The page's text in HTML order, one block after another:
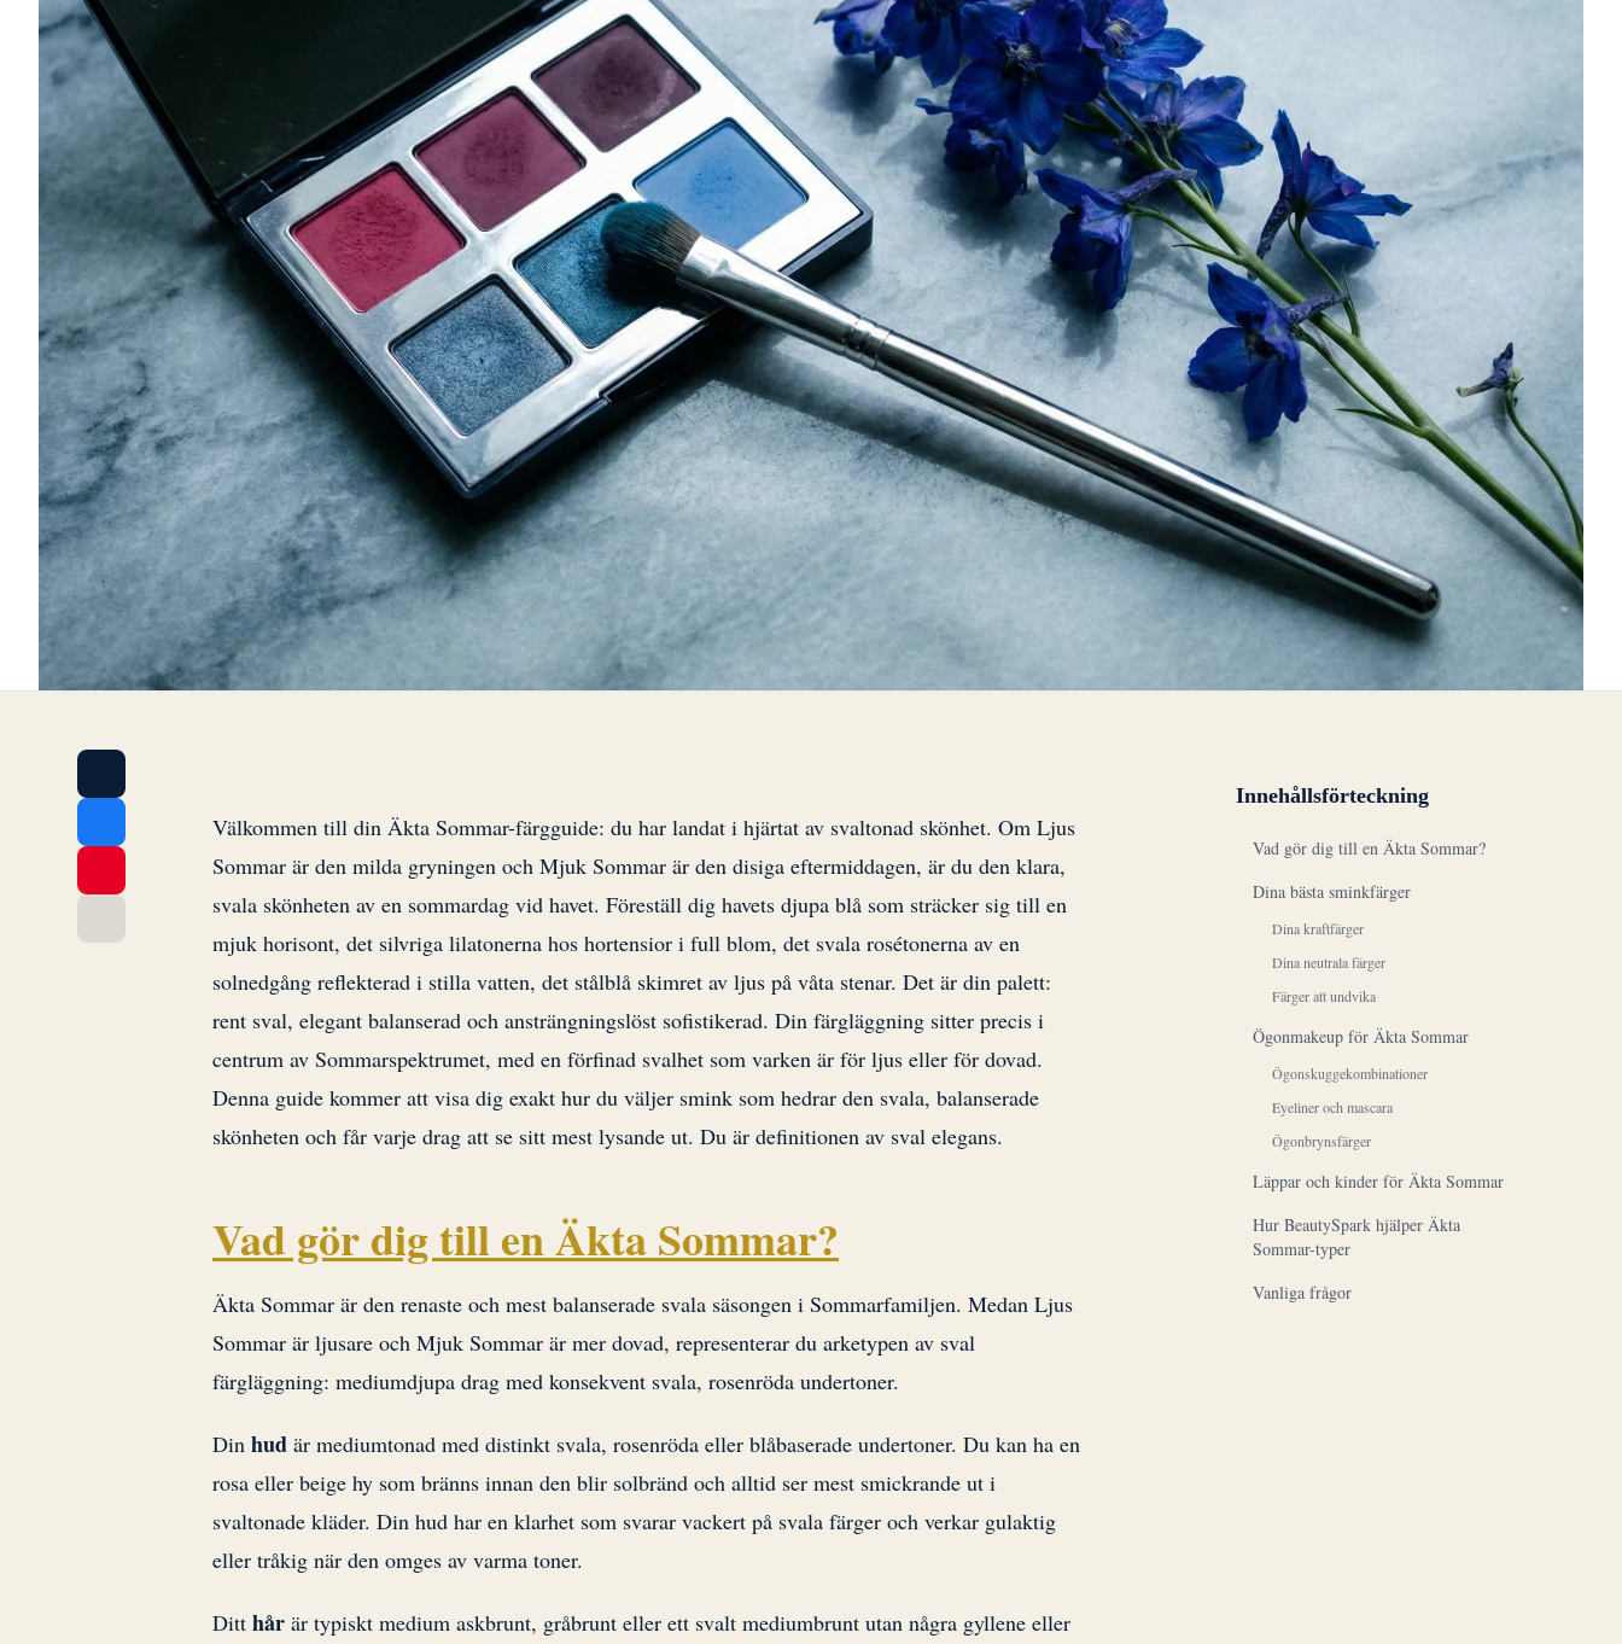
Välkommen till din Äkta Sommar-färgguide: du har landat i hjärtat av svaltonad skönhet. Om Ljus
Sommar är den milda gryningen och Mjuk Sommar är den disiga eftermiddagen, är du den klara,
svala skönheten av en sommardag vid havet. Föreställ dig havets djupa blå som sträcker sig till en
mjuk horisont, det silvriga lilatonerna hos hortensior i full blom, det svala rosétonerna av en
solnedgång reflekterad i stilla vatten, det stålblå skimret av ljus på våta stenar. Det är din palett:
rent sval, elegant balanserad och ansträngningslöst sofistikerad. Din färgläggning sitter precis i
centrum av Sommarspektrumet, med en förfinad svalhet som varken är för ljus eller för dovad.
Denna guide kommer att visa dig exakt hur du väljer smink som hedrar den svala, balanserade
skönheten och får varje drag att se sitt mest lysande ut. Du är definitionen av sval elegans.
Vad gör dig till en Äkta Sommar?
Äkta Sommar är den renaste och mest balanserade svala säsongen i Sommarfamiljen. Medan Ljus
Sommar är ljusare och Mjuk Sommar är mer dovad, representerar du arketypen av sval
färgläggning: mediumdjupa drag med konsekvent svala, rosenröda undertoner.
Din hud är mediumtonad med distinkt svala, rosenröda eller blåbaserade undertoner. Du kan ha en
rosa eller beige hy som bränns innan den blir solbränd och alltid ser mest smickrande ut i
svaltonade kläder. Din hud har en klarhet som svarar vackert på svala färger och verkar gulaktig
eller tråkig när den omges av varma toner.
Ditt hår är typiskt medium askbrunt, gråbrunt eller ett svalt mediumbrunt utan några gyllene eller
Innehållsförteckning
Vad gör dig till en Äkta Sommar?
Dina bästa sminkfärger
Dina kraftfärger
Dina neutrala färger
Färger att undvika
Ögonmakeup för Äkta Sommar
Ögonskuggekombinationer
Eyeliner och mascara
Ögonbrynsfärger
Läppar och kinder för Äkta Sommar
Hur BeautySpark hjälper Äkta
Sommar-typer
Vanliga frågor